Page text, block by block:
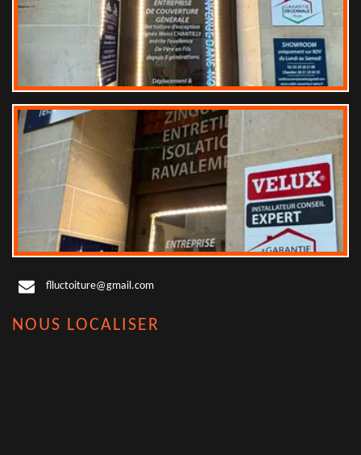
flluctoiture@gmail.com
NOUS LOCALISER